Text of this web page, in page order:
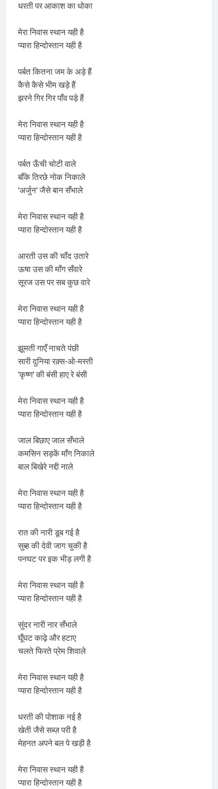
धरती पर आकाश का धोका
मेरा निवास स्थान यही है
प्यारा हिन्दोस्तान यही है
पर्बत कितना जम के अड़े हैं
कैसे कैसे भीम खड़े हैं
झरने गिर गिर पाँव पड़े हैं
मेरा निवास स्थान यही है
प्यारा हिन्दोस्तान यही है
पर्बत ऊँची चोटी वाले
बाँके तिरछे नोक निकाले
'अर्जुन' जैसे बान सँभाले
मेरा निवास स्थान यही है
प्यारा हिन्दोस्तान यही है
आरती उस की चाँद उतारे
ऊषा उस की माँग सँवारे
सूरज उस पर सब कुछ वारे
मेरा निवास स्थान यही है
प्यारा हिन्दोस्तान यही है
झूमती गाएँ नाचते पंछी
सारी दुनिया रक़्स-ओ-मस्ती
'कृष्ण' की बंसी हाए रे बंसी
मेरा निवास स्थान यही है
प्यारा हिन्दोस्तान यही है
जाल बिछाए जाल सँभाले
कमसिन सड़कें माँग निकाले
बाल बिखेरे नद्दी नाले
मेरा निवास स्थान यही है
प्यारा हिन्दोस्तान यही है
रात की नारी डूब गई है
सुब्ह की देवी जाग चुकी है
पनघट पर इक भीड़ लगी है
मेरा निवास स्थान यही है
प्यारा हिन्दोस्तान यही है
सुंदर नारी नार सँभाले
घूँघट काढ़े और हटाए
चलते फिरते प्रेम शिवाले
मेरा निवास स्थान यही है
प्यारा हिन्दोस्तान यही है
धरती की पोशाक नई है
खेती जैसे सब्ज़ परी है
मेहनत अपने बल पे खड़ी है
मेरा निवास स्थान यही है
प्यारा हिन्दोस्तान यही है